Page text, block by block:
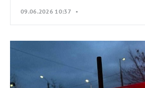
09.06.2026 10:37 •